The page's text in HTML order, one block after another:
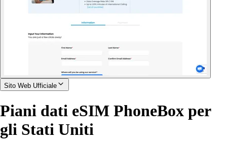
Sito Web Ufficiale
Piani dati eSIM PhoneBox per
gli Stati Uniti